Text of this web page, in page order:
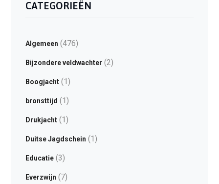
CATEGORIEËN
Algemeen (476)
Bijzondere veldwachter (2)
Boogjacht(1)
bronsttijd (1)
Drukjacht(1)
Duitse Jagdschein (1)
Educatie(3)
Everzwijn (7)